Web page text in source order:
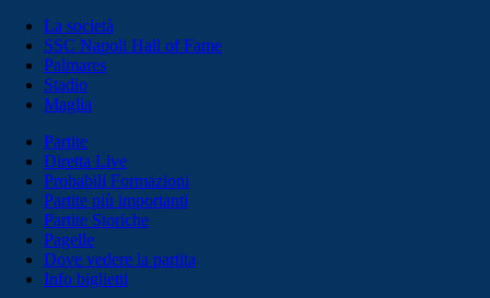
La società
SSC Napoli Hall of Fame
Palmares
Stadio
Maglia
Partite
Diretta Live
Probabili Formazioni
Partite più importanti
Partite Storiche
Pagelle
Dove vedere la partita
Info biglietti